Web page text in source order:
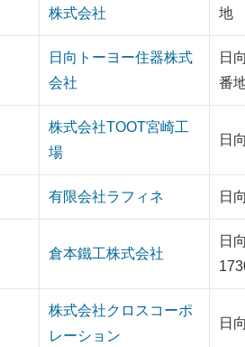
株式会社
地
日向トーヨー住器株式
会社
日
番
株式会社TOOT宮崎工
場
日
有限会社ラフィネ 日
倉本鐵工株式会社
日
株式会社クロスコーポ
レーション
日